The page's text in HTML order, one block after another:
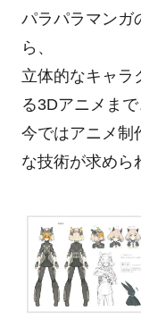
パラパラマンガ
ら、
立体的なキャラ
る3Dアニメまで
今ではアニメ制
な技術が求めら